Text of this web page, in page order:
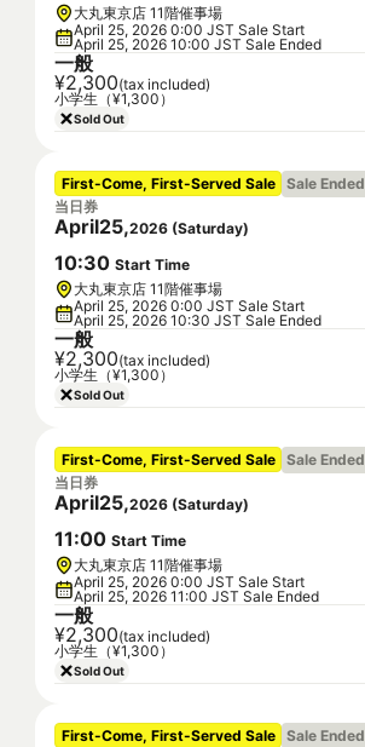
大丸東京店 11階催事場
April 25, 2026 0:00 JST Sale Start
April 25, 2026 10:00 JST Sale Ended
一般
¥2,300(tax included)
小学生（¥1,300）
Sold Out
First-Come, First-Served Sale Sale Ended
当日券
April25,2026 (Saturday)
10:30 Start Time
大丸東京店 11階催事場
April 25, 2026 0:00 JST Sale Start
April 25, 2026 10:30 JST Sale Ended
一般
¥2,300(tax included)
小学生（¥1,300）
Sold Out
First-Come, First-Served Sale Sale Ended
当日券
April25,2026 (Saturday)
11:00 Start Time
大丸東京店 11階催事場
April 25, 2026 0:00 JST Sale Start
April 25, 2026 11:00 JST Sale Ended
一般
¥2,300(tax included)
小学生（¥1,300）
Sold Out
First-Come, First-Served Sale Sale Ended